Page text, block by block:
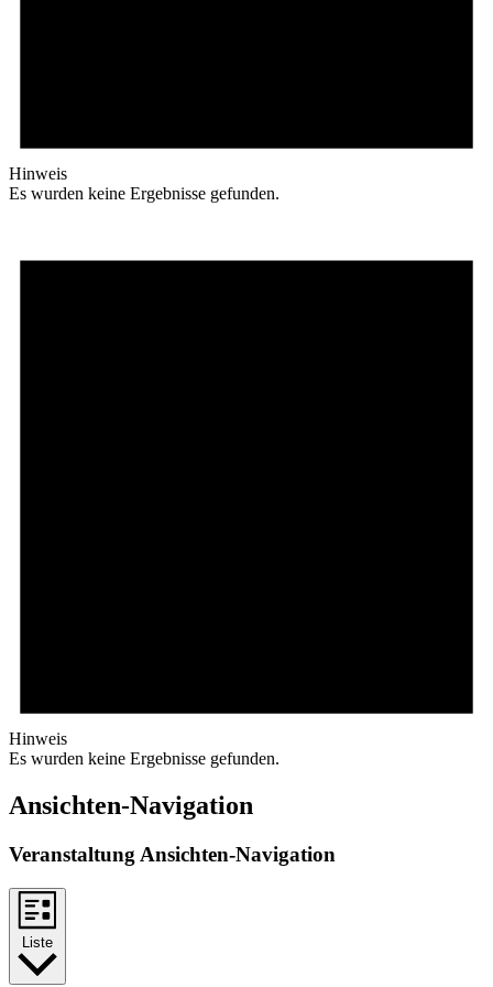
Hinweis
Es wurden keine Ergebnisse gefunden.
Hinweis
Es wurden keine Ergebnisse gefunden.
Ansichten-Navigation
Veranstaltung Ansichten-Navigation
Liste